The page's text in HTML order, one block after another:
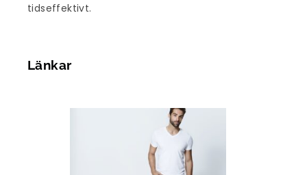
tidseffektivt.
Länkar